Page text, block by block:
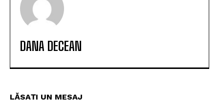
DANA DECEAN
LĂSAȚI UN MESAJ